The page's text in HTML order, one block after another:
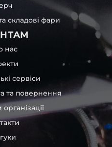
складові фари
нас
сервіси
та повернення